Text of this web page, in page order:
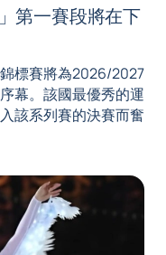
第一賽段將在下
標賽將為2026/2027
幕。該國最優秀的運
該系列賽的決賽而奮